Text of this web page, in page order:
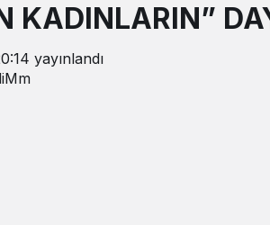
KADINLARIN”
yayınlandı